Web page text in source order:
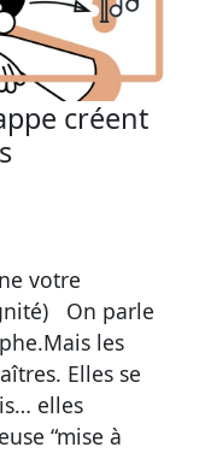
créent
votre
On parle
les
Elles se
elles
“mise à